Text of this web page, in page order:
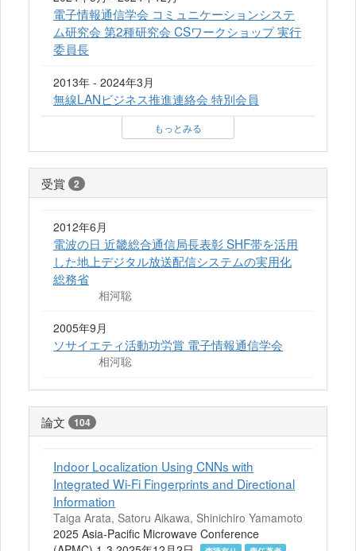
電子情報通信学会 コミュニケーションシステ
ム研究会 第2種研究会 CSワークショップ 実行
委員長
2013年 - 2024年3月
無線LANビジネス推進連絡会 特別会員
もっとみる
受賞 2
2012年6月
電波の日 近畿総合通信局長表彰 SHF帯を活用
した地上デジタル放送配信システムの実用化
総務省
相河聡
2005年9月
ソサイエティ活動功労賞 電子情報通信学会
相河聡
論文 104
Indoor Localization Using CNNs with
Integrated Wi-Fi Fingerprints and Directional
Information
Taiga Arata, Satoru Aikawa, Shinichiro Yamamoto
2025 Asia-Pacific Microwave Conference